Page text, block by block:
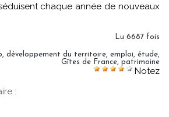
chaque année de nouveaux
Lu 6687 fois
développement du territoire emploi étude
Gîtes de France patrimoine
Notez
: